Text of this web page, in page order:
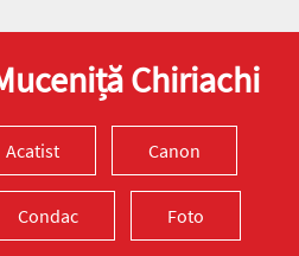
Chiriachi
Acatist Canon
Condac Foto